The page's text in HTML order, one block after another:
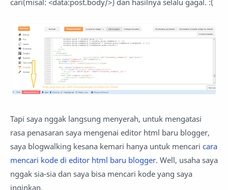
cari(misal: <data:post.body/>) dan hasilnya selalu gagal. :(
Tapi saya nggak langsung menyerah, untuk mengatasi
rasa penasaran saya mengenai editor html baru blogger,
saya blogwalking kesana kemari hanya untuk mencari cara
mencari kode di editor html baru blogger. Well, usaha saya
nggak sia-sia dan saya bisa mencari kode yang saya
inginkan.